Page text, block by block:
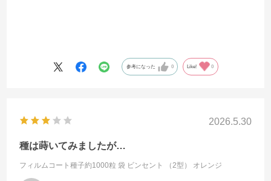
参考になった 0 Like! 0
2026.5.30
種は蒔いてみましたが…
フィルムコート種子約1000粒 袋 ビンセント （2型） オレンジ